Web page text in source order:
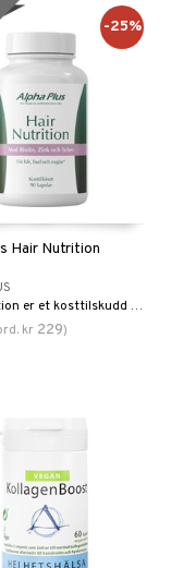
Hair Nutrition
Hair Nutrition er et kosttilskudd for hår og hud.
kr 229)
-25%